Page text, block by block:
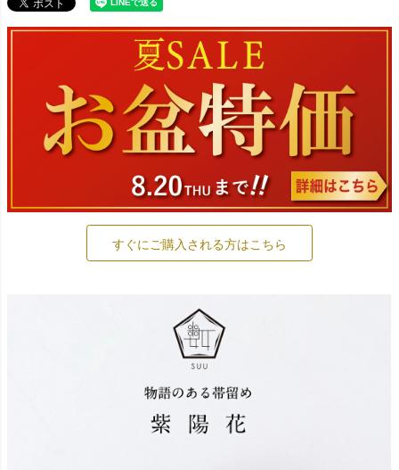
すぐにご購入される方はこちら